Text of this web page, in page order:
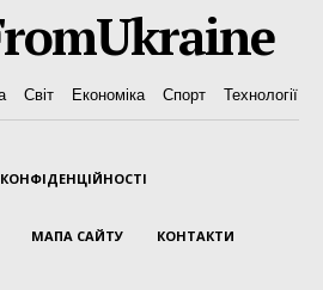
Світ Економіка Спорт Технології
МАПА САЙТУ КОНТАКТИ